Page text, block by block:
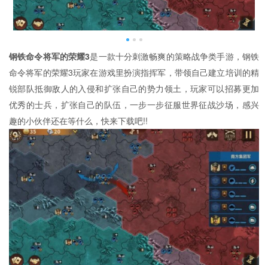
钢铁命令将军的荣耀3是一款十分刺激畅爽的策略战争类手游，钢铁
命令将军的荣耀3玩家在游戏里扮演指挥军，带领自己建立培训的精
锐部队抵御敌人的入侵和扩张自己的势力领土，玩家可以招募更加
优秀的士兵，扩张自己的队伍，一步一步征服世界征战沙场，感兴
趣的小伙伴还在等什么，快来下载吧!!